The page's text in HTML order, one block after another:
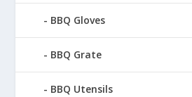
BBQ Gloves
BBQ Grate
BBQ Utensils